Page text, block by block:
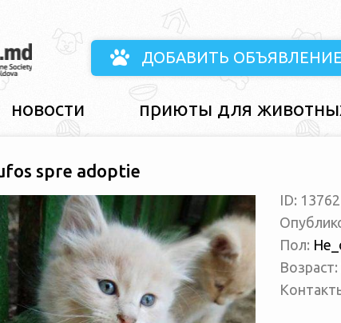
ДОБАВИТЬ ОБЪЯВЛЕНИЕ
новости приюты для
spre adoptie
ID: 13762
Пол:
Возраст: